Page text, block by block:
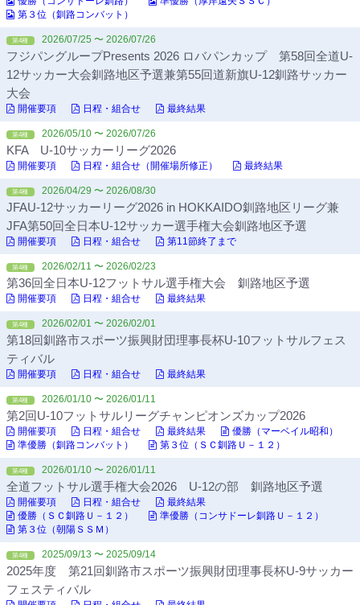
第３位（釧路コンバット）
第4種 2026/07/25 〜 2026/07/26
フジパングループPresents 2026 ロバパンカップ 第58回全道U-
12サッカー大会釧路地区予選兼第55回道新旗U-12釧路サッカー
大会
開催要項 日程・組合せ 最終結果
第4種 2026/05/10 〜 2026/07/26
KFA U-10サッカーリーグ2026
開催要項 日程・組合せ（開催場所修正） 最終結果
第4種 2026/04/29 〜 2026/08/30
JFAU-12サッカーリーグ2026 in HOKKAIDO釧路地区リーグ兼
JFA第50回全日本U-12サッカー選手権大会釧路地区予選
開催要項 日程・組合せ 第11節終了まで
第4種 2026/02/11 〜 2026/02/23
第36回全日本U-12フットサル選手権大会 釧路地区予選
開催要項 日程・組合せ 最終結果
第4種 2026/02/01 〜 2026/02/01
第18回釧路市スポーツ振興財団理事長杯U-10フットサルフェス
ティバル
開催要項 日程・組合せ 最終結果
第4種 2026/01/10 〜 2026/01/11
第2回U-10フットサルリーグチャンピオンズカップ2026
開催要項 日程・組合せ 最終結果
優勝（マーベイル昭和）
準優勝（釧路コンバット）
第３位（ＳＣ釧路Ｕ－１２）
第4種 2026/01/10 〜 2026/01/11
全道フットサル選手権大会2026 U-12の部 釧路地区予選
開催要項 日程・組合せ
最終結果
優勝（ＳＣ釧路Ｕ－１２）
準優勝（コンサドーレ釧路Ｕ－１２）
第３位（朝陽ＳＳＭ）
第4種 2025/09/13 〜 2025/09/14
2025年度 第21回釧路市スポーツ振興財団理事長杯U-9サッカー
フェスティバル